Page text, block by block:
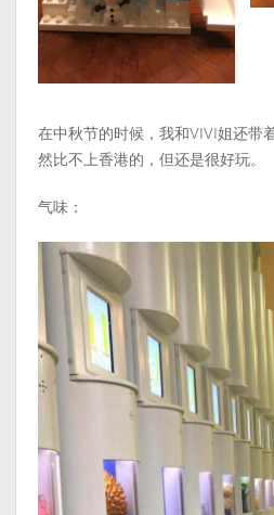
在中秋节的时候，我和VIVI姐还带
然比不上香港的，但还是很好玩。
气味：